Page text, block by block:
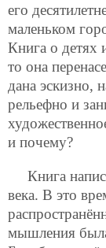
его
маленьком
Книга о детях
то она
дана эскизно,
рельефно и
и почему?
Книга
века. В это
мышления была